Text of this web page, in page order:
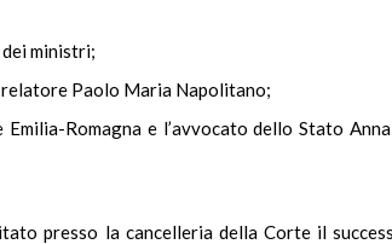
ministri;
relatore Paolo Maria Napolitano;
Romagna e l’avvocato dello Stato
presso la cancelleria della Corte il